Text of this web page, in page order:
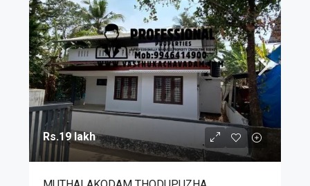
Rs.19 lakh